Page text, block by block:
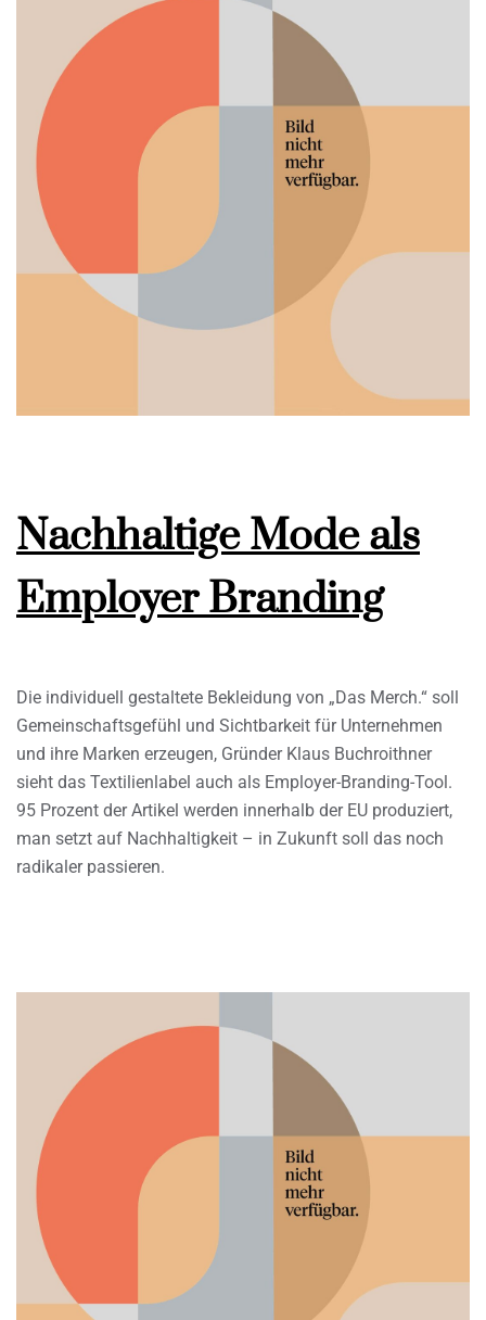
Nachhaltige Mode als
Employer Branding
Die individuell gestaltete Bekleidung von „Das Merch.“ soll
Gemeinschaftsgefühl und Sichtbarkeit für Unternehmen
und ihre Marken erzeugen, Gründer Klaus Buchroithner
sieht das Textilienlabel auch als Employer-Branding-Tool.
95 Prozent der Artikel werden innerhalb der EU produziert,
man setzt auf Nachhaltigkeit – in Zukunft soll das noch
radikaler passieren.